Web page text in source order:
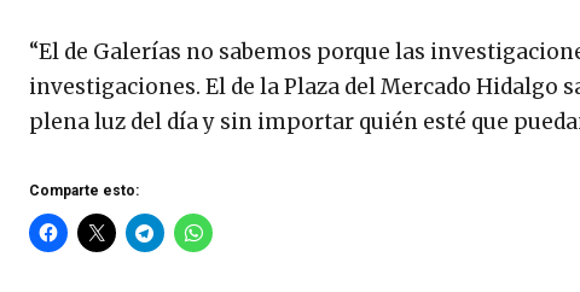
“El de Galerías no sabemos porque las
investigaciones. El de la Plaza del Mercado Hidalgo
plena luz del día y sin importar quién esté que
Comparte esto: